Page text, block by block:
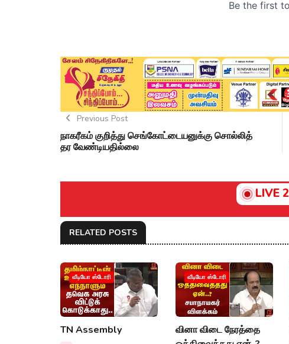
Previous Post
நாகரீகம் குறித்து செங்கோட்டையனுக்கு சொல்லித்
தர வேண்டியதில்லை
LIVE
RELATED POSTS
வீடியோ ஸ்டோரி
TN Assembly
வீடியோ ஸ்டோரி
வினா விடை நேரத்தை